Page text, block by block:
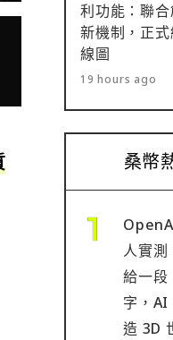
利功能：聯
新機制，正
線圖
19 hours ago
桑幣
人實測
給一段
字，AI
造 3D